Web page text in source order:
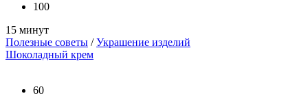
100
15 минут
Полезные советы /Украшение изделий
Шоколадный крем
60